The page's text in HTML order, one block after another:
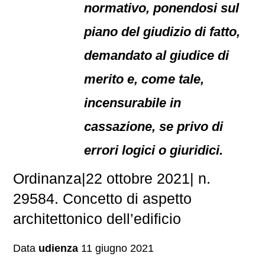
normativo, ponendosi sul
piano del giudizio di fatto,
demandato al giudice di
merito e, come tale,
incensurabile in
cassazione, se privo di
errori logici o giuridici.
Ordinanza|22 ottobre 2021| n.
29584. Concetto di aspetto
architettonico dell’edificio
Data udienza 11 giugno 2021